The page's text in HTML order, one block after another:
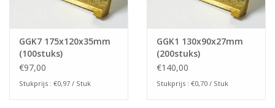
GGK7 175x120x35mm
(100stuks)
€97,00
Stukprijs : €0,97 / Stuk
GGK1 130x90x27mm
(200stuks)
€140,00
Stukprijs : €0,70 / Stuk